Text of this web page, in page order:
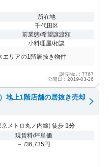
所在地
千代田区
前業態/希望譲渡額
小料理屋/相談
エリアの1階居抜き物件
譲渡No.：7767
公開日：2019-03-26
地上1階店舗の居抜き売却
京メトロ丸ノ内線) 徒歩 1分
現賃料/坪単価
－ /36,735円